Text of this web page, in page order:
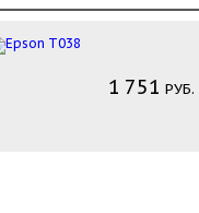
1 751 РУБ.